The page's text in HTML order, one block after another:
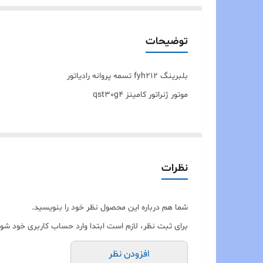
توضیحات
بلبرینگ fyh212 تسمه پروانه رادیاتور
موتور ژنراتور کامینز qst30g4
نظرات
شما هم درباره این محصول نظر خود را بنویسید.
برای ثبت نظر، لازم است ابتدا وارد حساب کاربری خود
افزودن نظر